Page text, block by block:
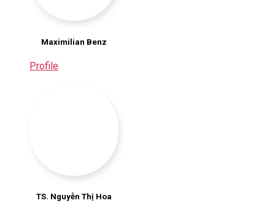
Maximilian Benz
Profile
TS. Nguyễn Thị Hoa